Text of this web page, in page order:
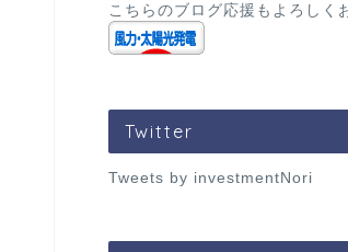
こちらのブログ応援もよろしく
Twitter
Tweets by investmentNori